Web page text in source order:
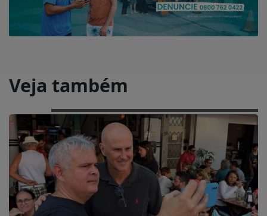
Veja também